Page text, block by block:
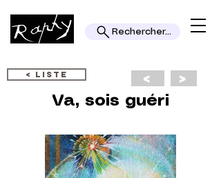
Rechercher...
< LISTE < >
Va, sois guéri